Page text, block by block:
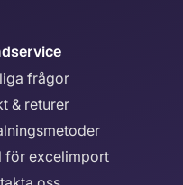
frågor
& returer
för excelimport